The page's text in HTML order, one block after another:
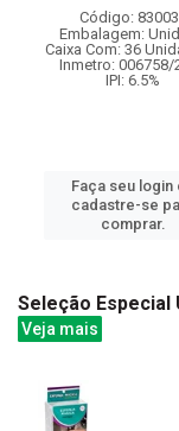
Código:
Embalagem:
Caixa Com: 36
Inmetro: 006758/
IPI: 6.5%
Faça seu login
cadastre-se
comprar.
Seleção Especial
Veja mais